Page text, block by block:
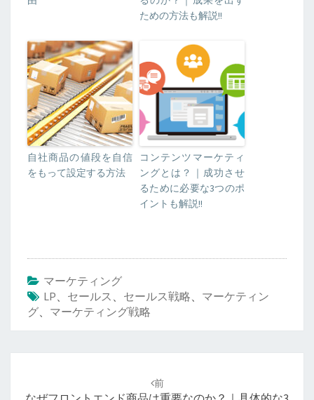
ための方法も解説!!
自社商品の値段を自信
をもって設定する方法
コンテンツマーケティ
ングとは？｜成功させ
るために必要な3つのポ
イントも解説!!
マーケティング
LP
セールス セールス戦略
マーケティン
グ
マーケティング戦略
前